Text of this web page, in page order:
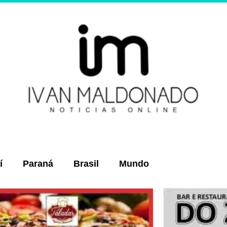
Paraná Brasil Mundo